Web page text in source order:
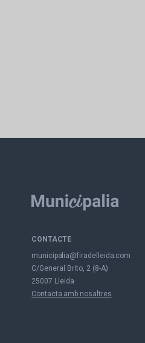
CONTACTE
municipalia@firadelleida.com
C/General Brito, 2 (8-A)
25007 Lleida
Contacta amb nosaltres